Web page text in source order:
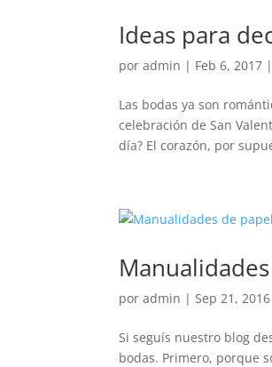
Ideas para
poradmin | Feb 6, 2017 |
Las bodas ya son
celebración de San
día? El corazón, por
poradmin |Sep 21, 2016
Si seguís nuestro blog
bodas. Primero, porque